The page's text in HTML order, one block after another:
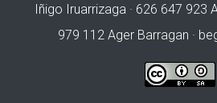
Iñigo Iruarrizaga · 626 647 923
979 112 Ager Barragan ·